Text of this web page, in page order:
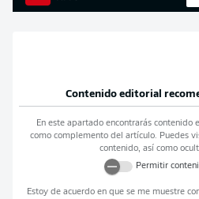
Contenido editorial
En este apartado encontrarás contenido
como complemento del artículo. Puedes
contenido, así como
Permitir
Estoy de acuerdo en que se me muestre